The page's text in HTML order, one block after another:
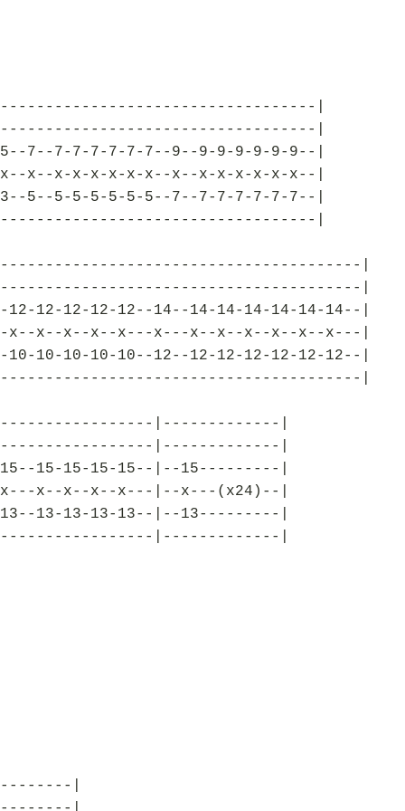
|
|
7--7-7-7-7-7-7--9--9-9-9-9-9-9--|
x--x-x-x-x-x-x--x--x-x-x-x-x-x--|
5--5-5-5-5-5-5--7--7-7-7-7-7-7--|
|
|
|
12-12-12-12--14--14-14-14-14-14-14--|
x--x--x--x---x---x--x--x--x--x--x---|
10-10-10-10--12--12-12-12-12-12-12--|
|
|-------------|
|-------------|
15--15-15-15-15--|--15---------|
x--x--x--x---|--x---(x24)--|
13--13-13-13-13--|--13---------|
|-------------|
|